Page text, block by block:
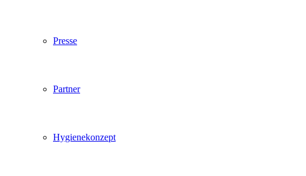
Presse
Partner
Hygienekonzept